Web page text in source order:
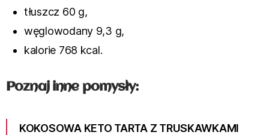
tłuszcz 60 g,
węglowodany 9,3 g,
kalorie 768 kcal.
Poznaj inne pomysły:
KOKOSOWA KETO TARTA Z TRUSKAWKAMI